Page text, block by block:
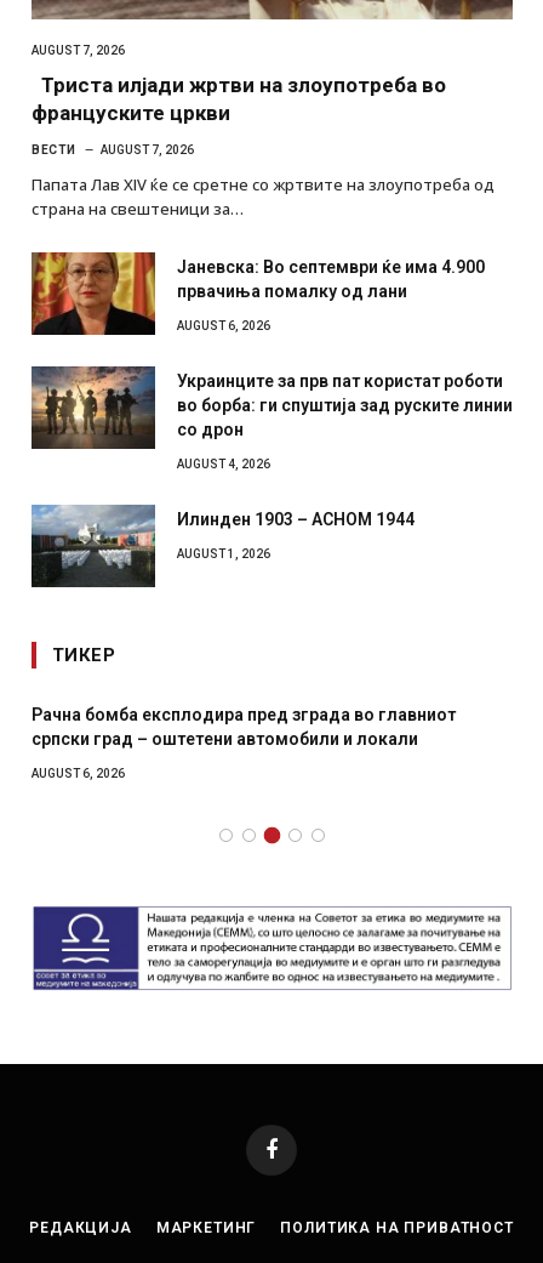
AUGUST 7, 2026
Триста илјади жртви на злоупотреба во
француските цркви
ВЕСТИ AUGUST 7, 2026
Папата Лав XIV ќе се сретне со жртвите на злоупотреба од
страна на свештеници за…
Јаневска: Во септември ќе има 4.900
првачиња помалку од лани
AUGUST 6, 2026
Украинците за прв пат користат роботи
во борба: ги спуштија зад руските линии
со дрон
AUGUST 4, 2026
Илинден 1903 – АСНОМ 1944
AUGUST 1, 2026
ТИКЕР
Рачна бомба експлодира пред зграда во главниот
српски град – оштетени автомобили и локали
AUGUST 6, 2026
Facebook
РЕДАКЦИЈА МАРКЕТИНГ ПОЛИТИКА НА ПРИВАТНОСТ